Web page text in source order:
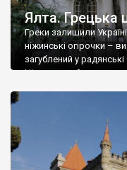
Ялта. Грецька
Греки залишили
ніжинські огірочки –
загублений у
Ніжин греки?